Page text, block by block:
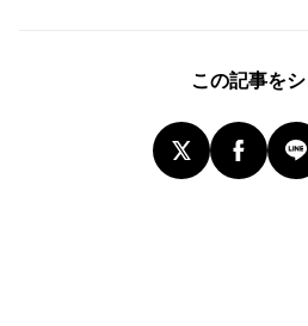
この記事を